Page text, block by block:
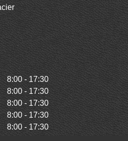
8:00 - 17:30
8:00 - 17:30
8:00 - 17:30
8:00 - 17:30
8:00 - 17:30